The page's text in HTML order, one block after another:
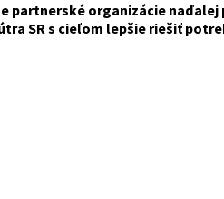
partnerské organizácie
SR s cieľom lepšie riešiť